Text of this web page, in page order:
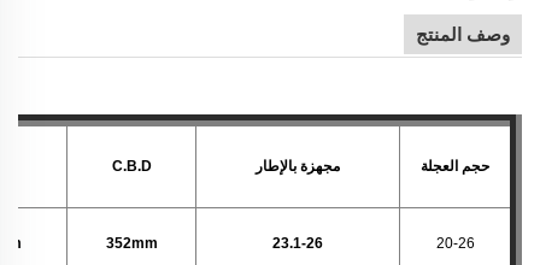
وصف المنتج
حجم العجلة مجهزة بالإطار C.B.D
20-26
23.1-26
352mm